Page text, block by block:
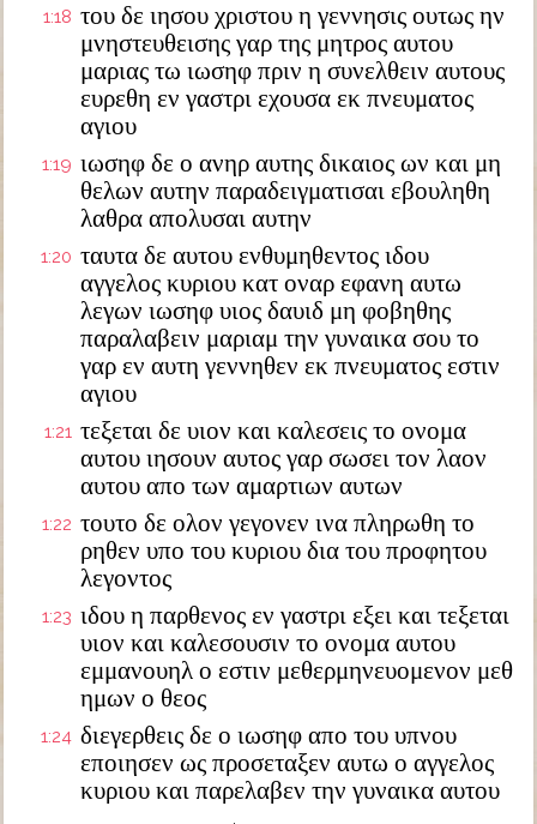
1:18 του δε ιησου χριστου η γεννησις ουτως ην
μνηστευθεισης γαρ της μητρος αυτου
μαριας τω ιωσηφ πριν η συνελθειν αυτους
ευρεθη εν γαστρι εχουσα εκ πνευματος
αγιου
1:19 ιωσηφ δε ο ανηρ αυτης δικαιος ων και μη
θελων αυτην παραδειγματισαι εβουληθη
λαθρα απολυσαι αυτην
1:20 ταυτα δε αυτου ενθυμηθεντος ιδου
αγγελος κυριου κατ οναρ εφανη αυτω
λεγων ιωσηφ υιος δαυιδ μη φοβηθης
παραλαβειν μαριαμ την γυναικα σου το
γαρ εν αυτη γεννηθεν εκ πνευματος εστιν
αγιου
1:21 τεξεται δε υιον και καλεσεις το ονομα
αυτου ιησουν αυτος γαρ σωσει τον λαον
αυτου απο των αμαρτιων αυτων
1:22 τουτο δε ολον γεγονεν ινα πληρωθη το
ρηθεν υπο του κυριου δια του προφητου
λεγοντος
1:23 ιδου η παρθενος εν γαστρι εξει και τεξεται
υιον και καλεσουσιν το ονομα αυτου
εμμανουηλ ο εστιν μεθερμηνευομενον μεθ
ημων ο θεος
1:24 διεγερθεις δε ο ιωσηφ απο του υπνου
εποιησεν ως προσεταξεν αυτω ο αγγελος
κυριου και παρελαβεν την γυναικα αυτου